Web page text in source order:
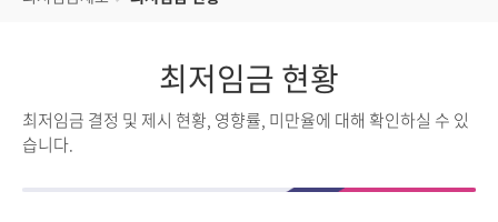
최저임금 현황
최저임금 결정 및 제시 현황, 영향률, 미만율에 대해 확인하실 수 있
습니다.